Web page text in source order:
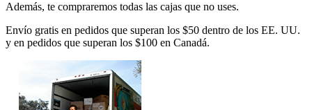
Además, te compraremos todas las cajas que no uses.
Envío gratis en pedidos que superan los $50 dentro de los EE. UU.
y en pedidos que superan los $100 en Canadá.